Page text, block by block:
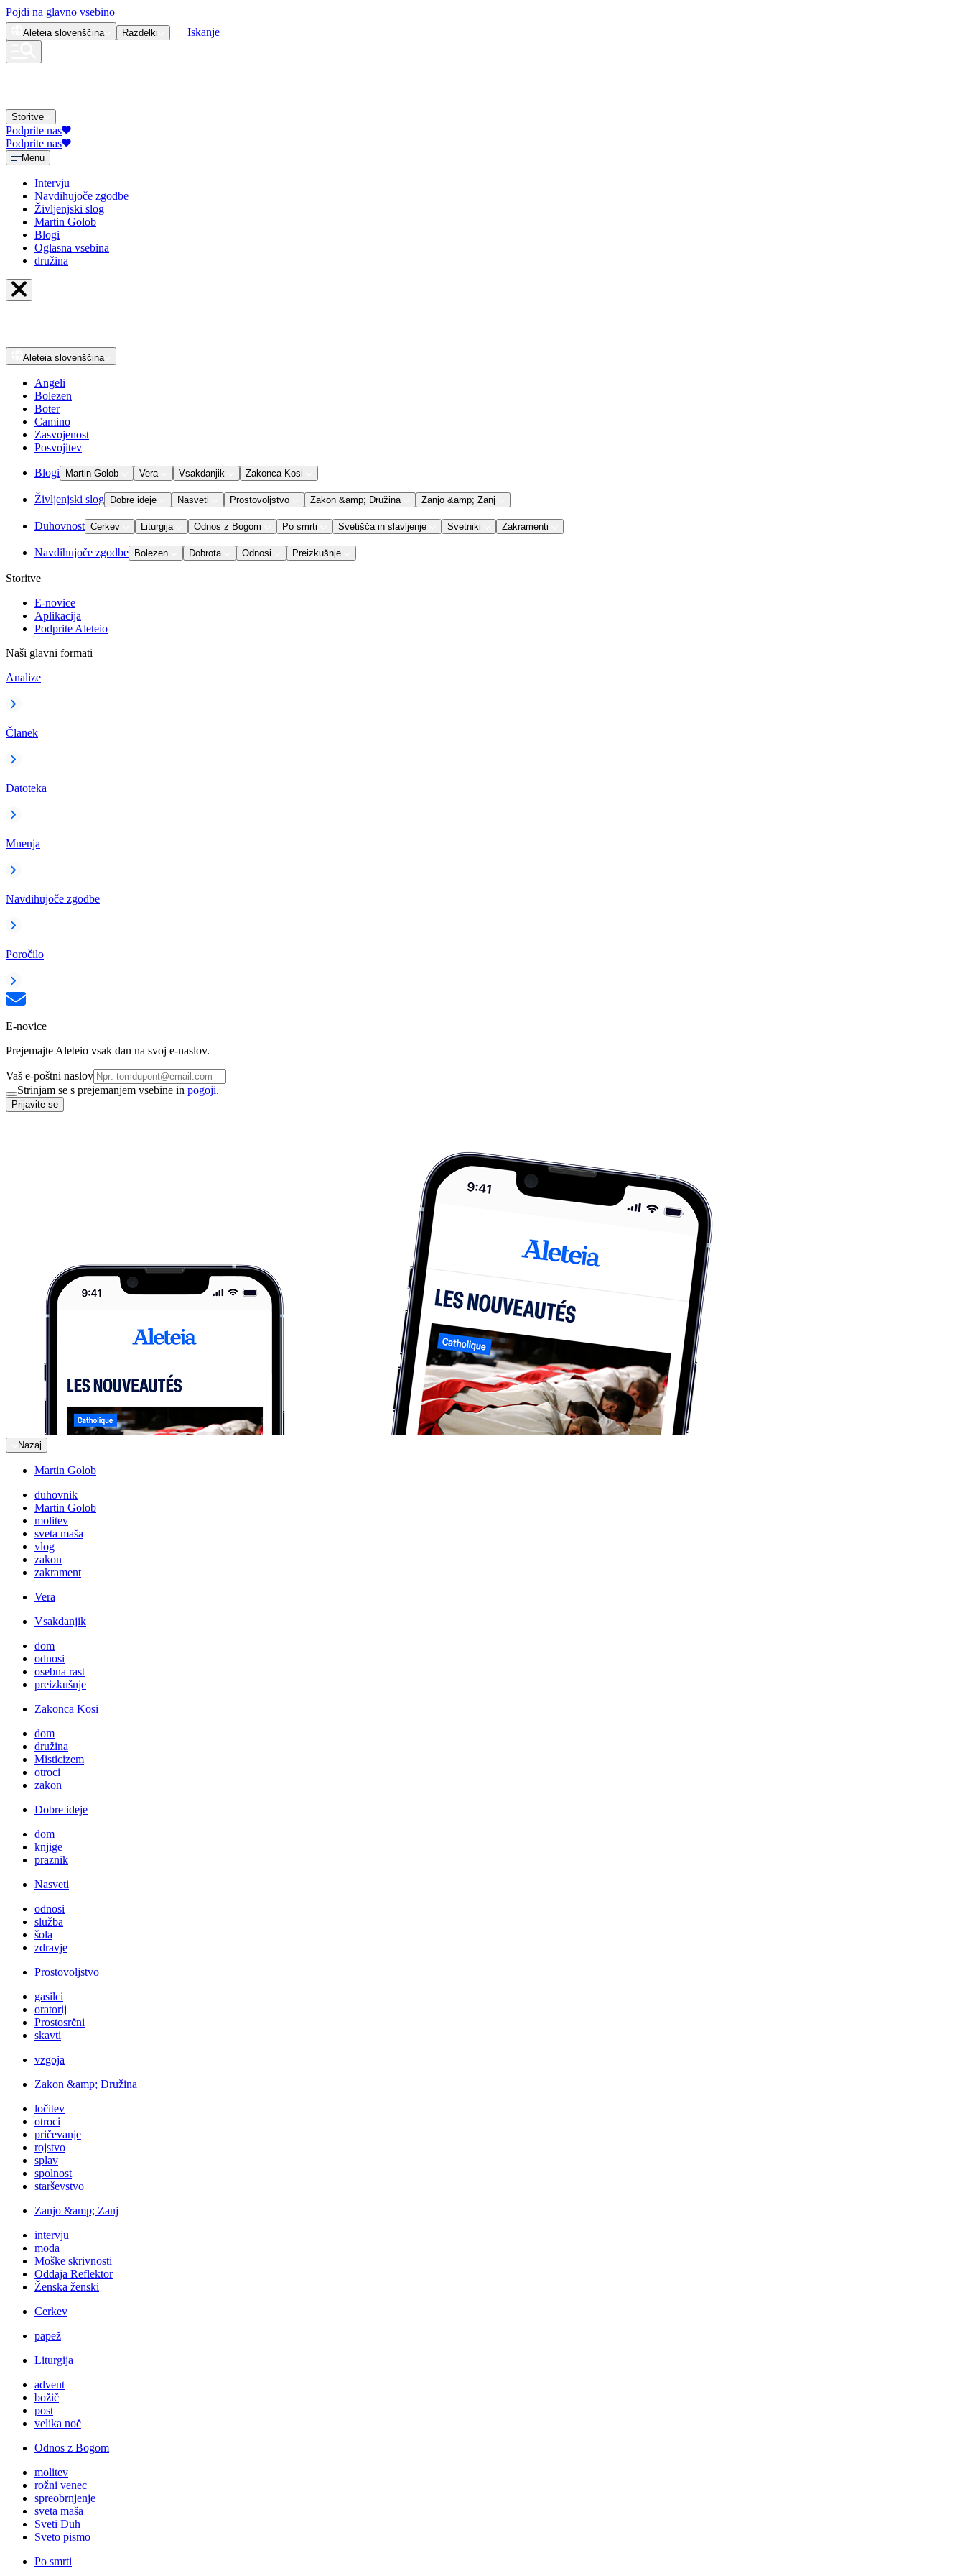
Pojdi na glavno vsebino
Aleteia slovenščina Razdelki Iskanje
Storitve
Podprite nas
Podprite nas
Menu
Intervju
Navdihujoče zgodbe
Življenjski slog
Martin Golob
Blogi
Oglasna vsebina
družina
Aleteia slovenščina
Angeli
Bolezen
Boter
Camino
Zasvojenost
Posvojitev
Blogi Martin Golob Vera Vsakdanjik Zakonca Kosi
Življenjski slog Dobre ideje Nasveti Prostovoljstvo Zakon &amp; Družina Zanjo &amp; Zanj
Duhovnost Cerkev Liturgija Odnos z Bogom Po smrti Svetišča in slavljenje Svetniki Zakramenti
Navdihujoče zgodbe Bolezen Dobrota Odnosi Preizkušnje
Storitve
E-novice
Aplikacija
Podprite Aleteio
Naši glavni formati
Analize
Članek
Datoteka
Mnenja
Navdihujoče zgodbe
Poročilo
E-novice
Prejemajte Aleteio vsak dan na svoj e-naslov.
Vaš e-poštni naslov
Strinjam se s prejemanjem vsebine in pogoji.
Prijavite se
Nazaj
Martin Golob
duhovnik
Martin Golob
molitev
sveta maša
vlog
zakon
zakrament
Vera
Vsakdanjik
dom
odnosi
osebna rast
preizkušnje
Zakonca Kosi
dom
družina
Misticizem
otroci
zakon
Dobre ideje
dom
knjige
praznik
Nasveti
odnosi
služba
šola
zdravje
Prostovoljstvo
gasilci
oratorij
Prostosrčni
skavti
vzgoja
Zakon &amp; Družina
ločitev
otroci
pričevanje
rojstvo
splav
spolnost
starševstvo
Zanjo &amp; Zanj
intervju
moda
Moške skrivnosti
Oddaja Reflektor
Ženska ženski
Cerkev
papež
Liturgija
advent
božič
post
velika noč
Odnos z Bogom
molitev
rožni venec
spreobrnjenje
sveta maša
Sveti Duh
Sveto pismo
Po smrti